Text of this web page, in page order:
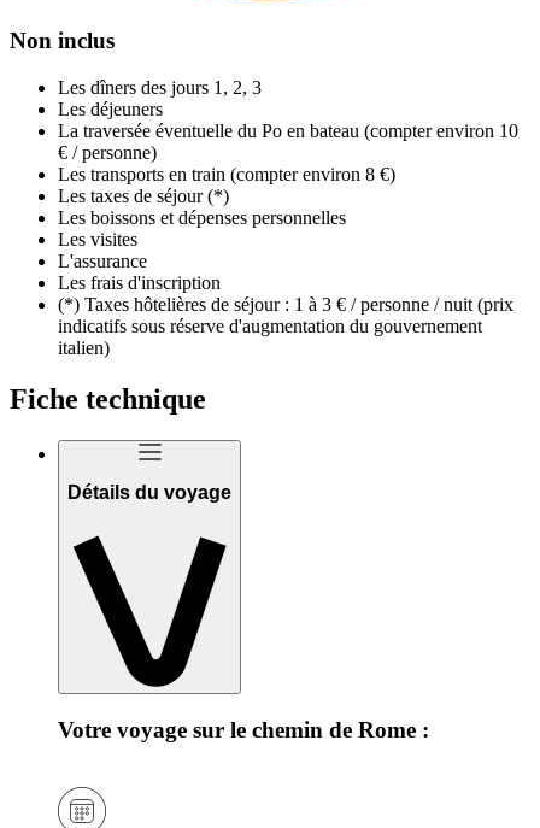
Non inclus
Les dîners des jours 1, 2, 3
Les déjeuners
La traversée éventuelle du Po en bateau (compter environ 10
€ / personne)
Les transports en train (compter environ 8 €)
Les taxes de séjour (*)
Les boissons et dépenses personnelles
Les visites
L'assurance
Les frais d'inscription
(*) Taxes hôtelières de séjour : 1 à 3 € / personne / nuit (prix
indicatifs sous réserve d'augmentation du gouvernement
italien)
Fiche technique
Détails du voyage
Votre voyage sur le chemin de Rome :